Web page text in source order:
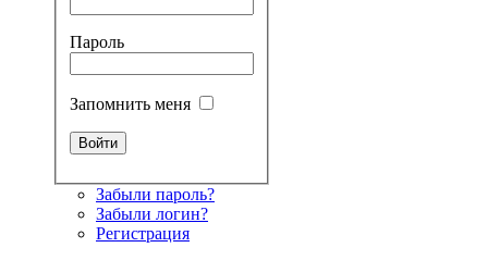
Пароль
Запомнить меня
Забыли пароль?
Забыли логин?
Регистрация